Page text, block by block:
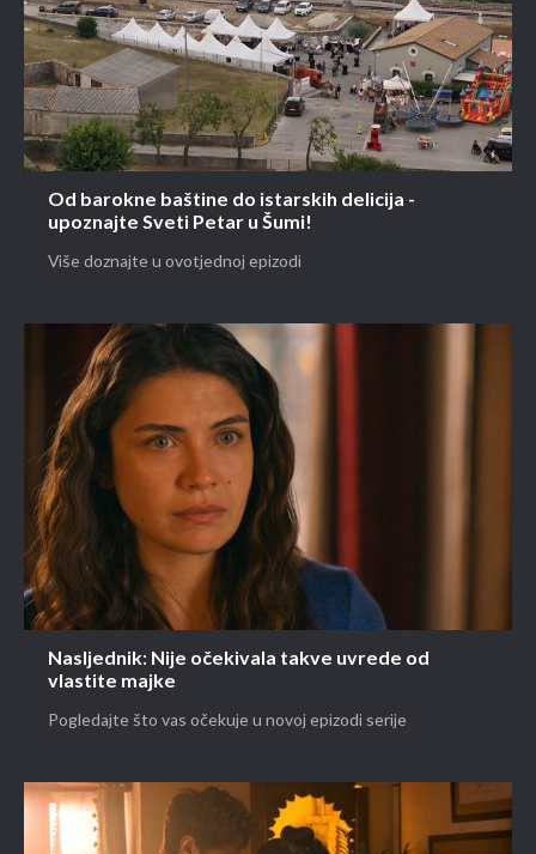
Od barokne baštine do istarskih delicija -
upoznajte Sveti Petar u Šumi!
Više doznajte u ovotjednoj epizodi
Nasljednik: Nije očekivala takve uvrede od
vlastite majke
Pogledajte što vas očekuje u novoj epizodi serije